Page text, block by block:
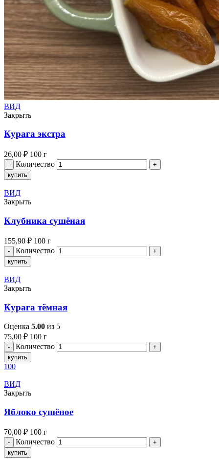
ВИД
Закрыть
Курага экстра
26,00 ₽ 100 г
Количество
купить
ВИД
Закрыть
Клубника сушёная
155,90 ₽ 100 г
Количество
купить
ВИД
Закрыть
Курага тёмная
Оценка 5.00 из 5
75,00 ₽ 100 г
Количество
купить
100
ВИД
Закрыть
Яблоко сушёное
70,00 ₽ 100 г
Количество
купить